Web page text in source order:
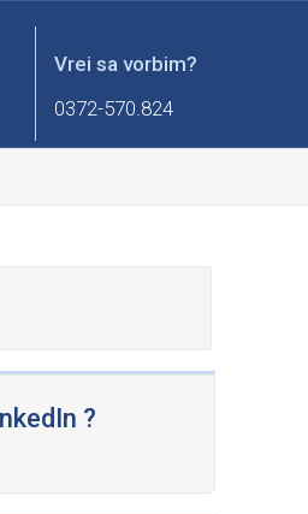
Vrei sa vorbim?
0372-570.824
?